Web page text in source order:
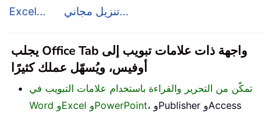
Excel...
تنزيل مجاني...
يجلب Office Tab واجهة ذات علامات تبويب إلى
أوفيس، ويُسهّل عملك كثيرًا
تمكّن من التحرير والقراءة باستخدام علامات التبويب في
Word وExcel وPowerPoint، وPublisher وAccess